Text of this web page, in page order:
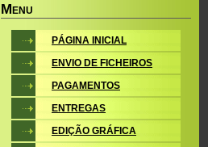
M ENU
PÁGINA INICIAL
ENVIO DE FICHEIROS
PAGAMENTOS
ENTREGAS
EDIÇÃO GRÁFICA